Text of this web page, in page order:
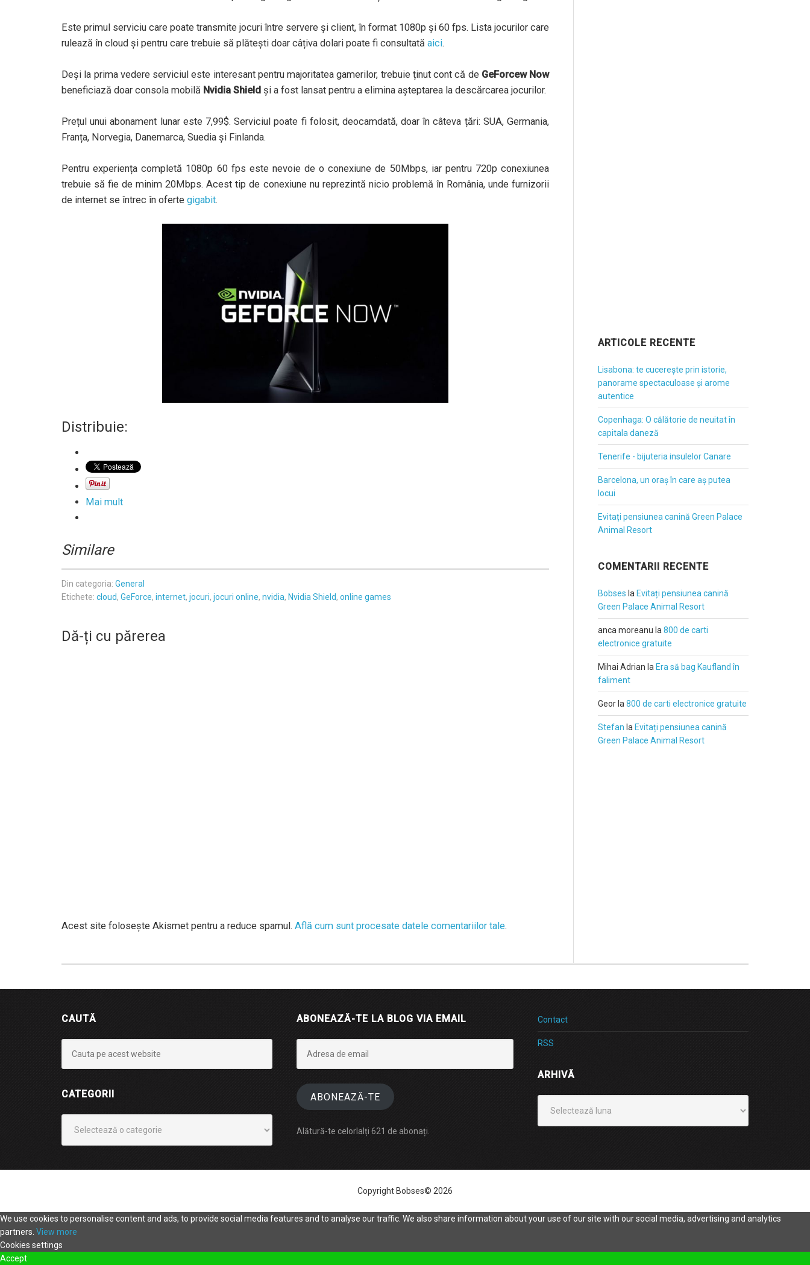
Este primul serviciu care poate transmite jocuri între servere și client, în format 1080p și 60 fps. Lista jocurilor care
rulează în cloud și pentru care trebuie să plătești doar câțiva dolari poate fi consultată aici.
Deși la prima vedere serviciul este interesant pentru majoritatea gamerilor, trebuie ținut cont că de GeForcew Now
beneficiază doar consola mobilă Nvidia Shield și a fost lansat pentru a elimina așteptarea la descărcarea jocurilor.
Prețul unui abonament lunar este 7,99$. Serviciul poate fi folosit, deocamdată, doar în câteva țări: SUA, Germania,
Franța, Norvegia, Danemarca, Suedia și Finlanda.
Pentru experiența completă 1080p 60 fps este nevoie de o conexiune de 50Mbps, iar pentru 720p conexiunea
trebuie să fie de minim 20Mbps. Acest tip de conexiune nu reprezintă nicio problemă în România, unde furnizorii
de internet se întrec în oferte gigabit.
Distribuie:
Mai mult
Similare
Din categoria: General
Etichete: cloud, GeForce, internet, jocuri, jocuri online, nvidia, Nvidia Shield, online games
Dă-ți cu părerea
Acest site folosește Akismet pentru a reduce spamul. Află cum sunt procesate datele comentariilor tale.
ARTICOLE RECENTE
Lisabona: te cucerește prin istorie,
panorame spectaculoase și arome
autentice
Copenhaga: O călătorie de neuitat în
capitala daneză
Tenerife - bijuteria insulelor Canare
Barcelona, un oraș în care aș putea
locui
Evitați pensiunea canină Green Palace
Animal Resort
COMENTARII RECENTE
Bobses la Evitați pensiunea canină
Green Palace Animal Resort
anca moreanu la 800 de carti
electronice gratuite
Mihai Adrian la Era să bag Kaufland în
faliment
Geor la 800 de carti electronice gratuite
Stefan la Evitați pensiunea canină
Green Palace Animal Resort
CAUTĂ
CATEGORII
ABONEAZĂ-TE LA BLOG VIA EMAIL
email
ABONEAZĂ-TE
Alătură-te celorlalți 621 de abonați.
Contact
RSS
ARHIVĂ
Copyright Bobses© 2026
We use cookies to personalise content and ads, to provide social media features and to analyse our traffic. We also share information about your use of our site with our social media, advertising and analytics
partners. View more
Cookies settings
Accept